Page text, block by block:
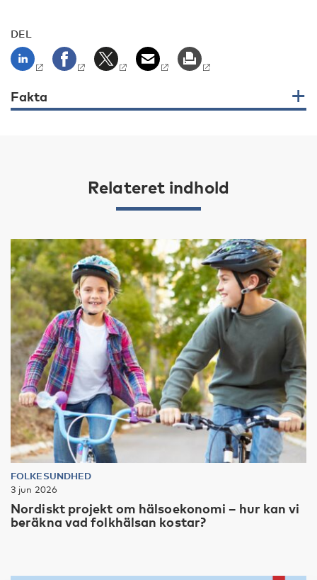
DEL
Fakta
Relateret indhold
FOLKESUNDHED
3 jun 2026
Nordiskt projekt om hälsoekonomi – hur kan vi
beräkna vad folkhälsan kostar?